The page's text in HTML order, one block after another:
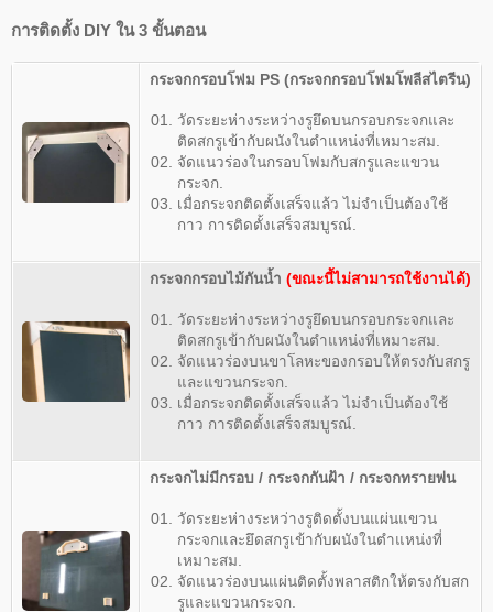
การติดตั้ง DIY ใน 3 ขั้นตอน
กระจกกรอบโฟม PS (กระจกกรอบโฟมโพลีสไตรีน)
วัดระยะห่างระหว่างรูยึดบนกรอบกระจกและ
ติดสกรูเข้ากับผนังในตำแหน่งที่เหมาะสม.
จัดแนวร่องในกรอบโฟมกับสกรูและแขวน
กระจก.
เมื่อกระจกติดตั้งเสร็จแล้ว ไม่จำเป็นต้องใช้
กาว การติดตั้งเสร็จสมบูรณ์.
กระจกกรอบไม้กันน้ำ (ขณะนี้ไม่สามารถใช้งานได้)
วัดระยะห่างระหว่างรูยึดบนกรอบกระจกและ
ติดสกรูเข้ากับผนังในตำแหน่งที่เหมาะสม.
จัดแนวร่องบนขาโลหะของกรอบให้ตรงกับสกรู
และแขวนกระจก.
เมื่อกระจกติดตั้งเสร็จแล้ว ไม่จำเป็นต้องใช้
กาว การติดตั้งเสร็จสมบูรณ์.
กระจกไม่มีกรอบ / กระจกกันฝ้า / กระจกทรายพ่น
วัดระยะห่างระหว่างรูติดตั้งบนแผ่นแขวน
กระจกและยึดสกรูเข้ากับผนังในตำแหน่งที่
เหมาะสม.
จัดแนวร่องบนแผ่นติดตั้งพลาสติกให้ตรงกับสก
รูและแขวนกระจก.